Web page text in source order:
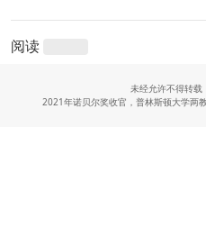
阅读
未经允许不得转载
2021年诺贝尔奖收官，普林斯顿大学两